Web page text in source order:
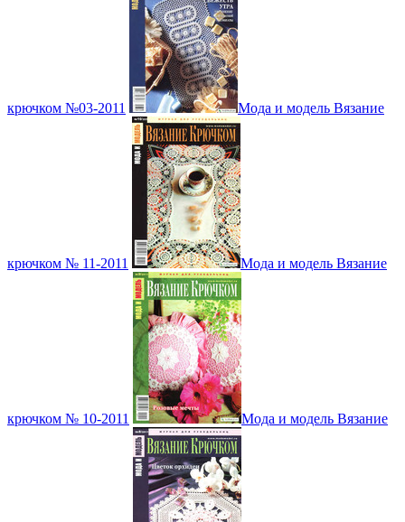
крючком №03-2011 Мода и модель Вязание
крючком № 11-2011 Мода и модель Вязание
крючком № 10-2011 Мода и модель Вязание